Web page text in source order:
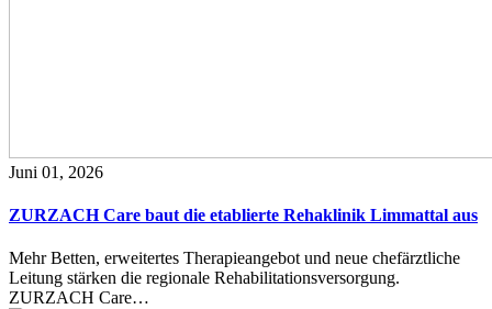
Juni 01, 2026
ZURZACH Care baut die etablierte Rehaklinik Limmattal aus
Mehr Betten, erweitertes Therapieangebot und neue chefärztliche
Leitung stärken die regionale Rehabilitationsversorgung.
ZURZACH Care…